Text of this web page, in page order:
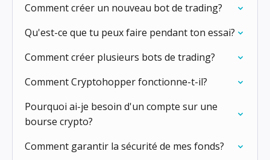
Comment créer un nouveau bot de trading?
Qu'est-ce que tu peux faire pendant ton essai?
Comment créer plusieurs bots de trading?
Comment Cryptohopper fonctionne-t-il?
Pourquoi ai-je besoin d'un compte sur une
bourse crypto?
Comment garantir la sécurité de mes fonds?